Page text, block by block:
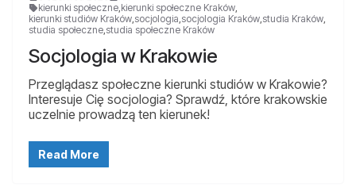
kierunki społeczne kierunki społeczne Kraków
kierunki studiów Kraków socjologia socjologia Kraków studia Kraków
studia społeczne studia społeczne Kraków
Socjologia w Krakowie
Przeglądasz społeczne kierunki studiów w Krakowie?
Interesuje Cię socjologia? Sprawdź, które krakowskie
uczelnie prowadzą ten kierunek!
Read More